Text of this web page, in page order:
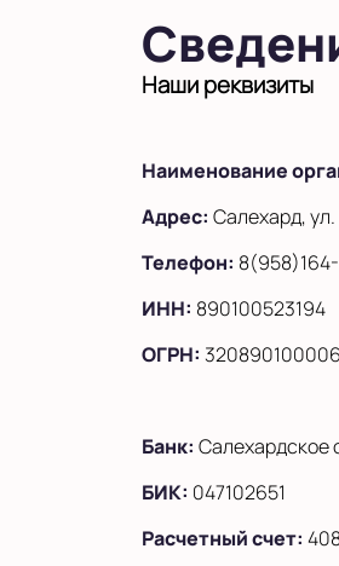
Наши реквизиты
Наименование
Адрес: Салехард,
Телефон:
ИНН: 890100523194
ОГРН:
Банк: Салехардское
БИК: 047102651
Расчетный счет: